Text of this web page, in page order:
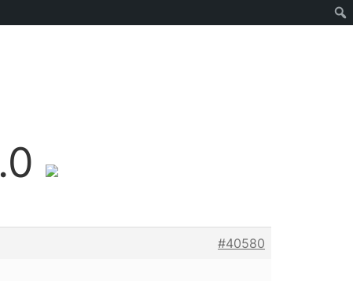
#40580